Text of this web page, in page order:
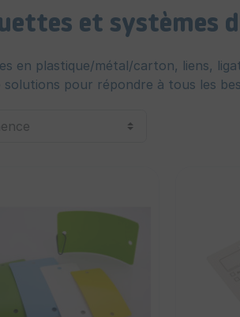
et systèmes
en plastique/métal/carton, liens,
solutions pour répondre à tous les